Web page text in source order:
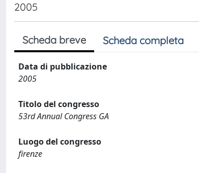
2005
Scheda breve Scheda completa
Data di pubblicazione
2005
Titolo del congresso
53rd Annual Congress GA
Luogo del congresso
firenze